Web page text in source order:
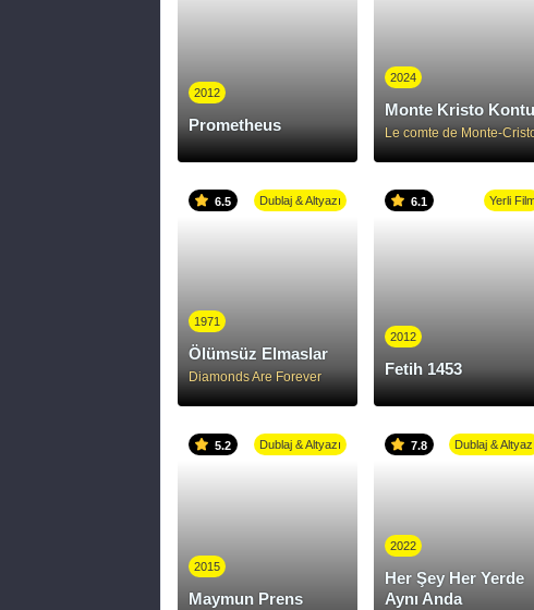
2012
Prometheus
2024
Monte Kristo Kontu
Le comte de Monte-
6.5 Dublaj & Altyazı
1971
Ölümsüz Elmaslar
Diamonds Are Forever
6.1 Yerli
2012
Fetih 1453
5.2 Dublaj & Altyazı
2015
Maymun Prens
7.8 Dublaj & Altyazı
2022
Her Şey Her Yerde
Aynı Anda